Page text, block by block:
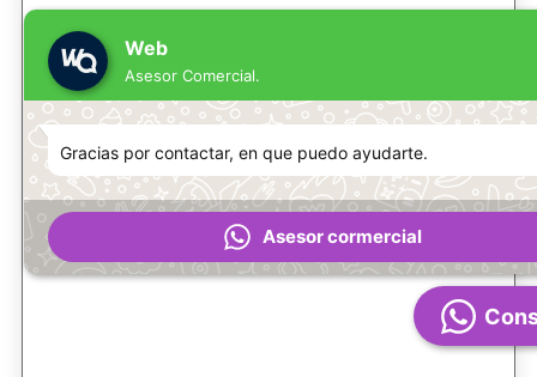
Web
Asesor Comercial.
Gracias por contactar, en que puedo ayudarte.
Asesor cormercial